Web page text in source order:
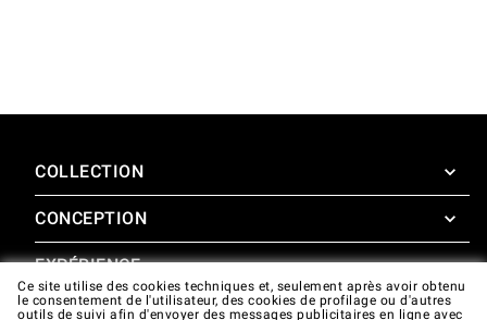
COLLECTION
SuperOven
Accessoires
CONCEPTION
Design Lounge
EXPÉRIENCE
SuperOven Experience
SOUTIEN
Ce site utilise des cookies techniques et, seulement après avoir obtenu
le consentement de l'utilisateur, des cookies de profilage ou d'autres
outils de suivi afin d'envoyer des messages publicitaires en ligne avec